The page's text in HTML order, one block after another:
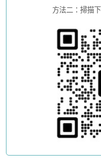
方法二：掃描